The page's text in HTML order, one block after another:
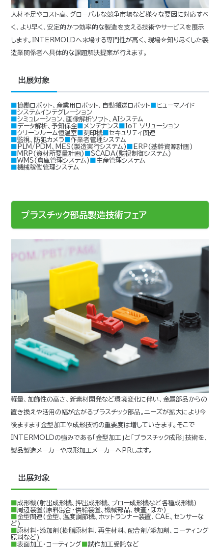
人材不足やコスト高、グローバルな競争市場など様々な要因に対応すべ
く、より早く、安定的かつ効率的な製造を支える技術やサービスを展示
します。INTERMOLDへ来場する専門性が高く、現場を知り尽くした製
造業関係者へ具体的な課題解決提案が行えます。
出展対象
■協働ロボット、産業用ロボット、自動搬送ロボット
■ヒューマノイド
■システムインテグレーション
■シミュレーション、画像解析ソフト、AIシステム
■データ解析、予知保全
■メンテナンス
■IoT ソリューション
■クリーンルーム恒温室
■刻印機
■セキュリティ関連
■監視、防犯カメラ
■作業者管理システム
■PLM/PDM、MES(製造実行システム)
■ERP(基幹資源計画)
■MRP(資材所要量計画)
■SCADA(監視制御システム)
■WMS(倉庫管理システム)
■生産管理システム
■機械稼働管理システム
プラスチック部品製造技術フェア
軽量、加飾性の高さ、新素材開発など環境変化に伴い、金属部品からの
置き換えや活用の幅が広がるプラスチック部品。ニーズが拡大により今
後ますます金型加工や成形技術の重要度は増していきます。そこで
INTERMOLDの強みである「金型加工」と「プラスチック成形」技術を、
製品製造メーカーや成形加工メーカーへPRします。
出展対象
■成形機(射出成形機、押出成形機、ブロー成形機など各種成形機)
■周辺装置(原料混合・供給装置、機械部品、検査・ほか)
ど)
■原材料・添加剤(樹脂原材料、再生材料、配合剤/添加剤、コーティング
原料など)
■表面加工・コーティング
■試作加工受託など